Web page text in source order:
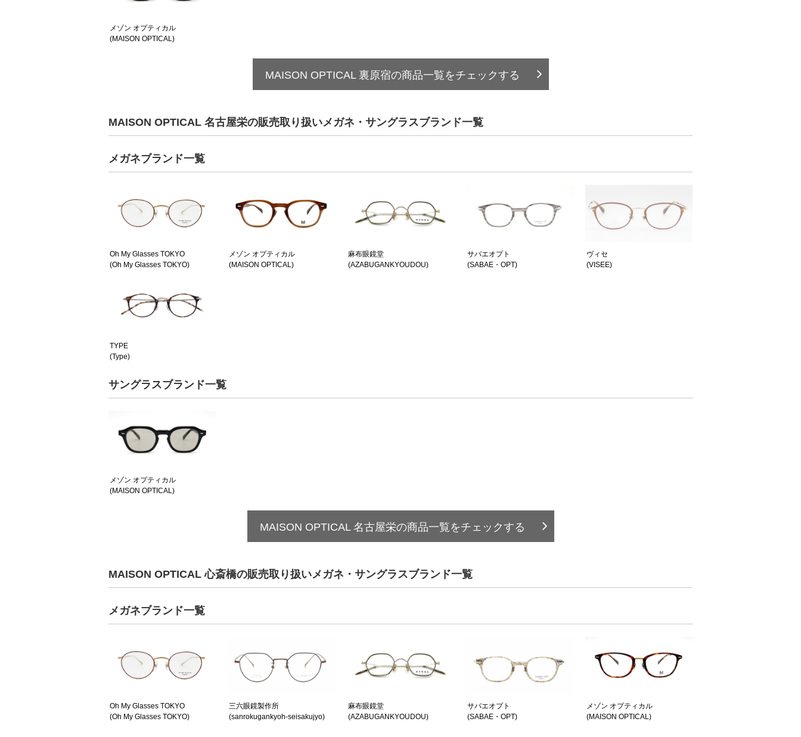
メゾン オプティカル
(MAISON OPTICAL)
MAISON OPTICAL 裏原宿の商品一覧をチェックする
MAISON OPTICAL 名古屋栄の販売取り扱いメガネ・サングラスブランド一覧
メガネブランド一覧
Oh My Glasses TOKYO
(Oh My Glasses TOKYO)
メゾン オプティカル
(MAISON OPTICAL)
麻布眼鏡堂
(AZABUGANKYOUDOU)
サバエオプト
(SABAE・OPT)
ヴィセ
(VISEE)
TYPE
(Type)
サングラスブランド一覧
メゾン オプティカル
(MAISON OPTICAL)
MAISON OPTICAL 名古屋栄の商品一覧をチェックする
MAISON OPTICAL 心斎橋の販売取り扱いメガネ・サングラスブランド一覧
メガネブランド一覧
Oh My Glasses TOKYO
(Oh My Glasses TOKYO)
三六眼鏡製作所
(sanrokugankyoh-seisakujyo)
麻布眼鏡堂
(AZABUGANKYOUDOU)
サバエオプト
(SABAE・OPT)
メゾン オプティカル
(MAISON OPTICAL)